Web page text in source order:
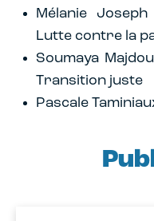
Mélanie
Lutte contre la
Soumaya
Transition juste
Pascale